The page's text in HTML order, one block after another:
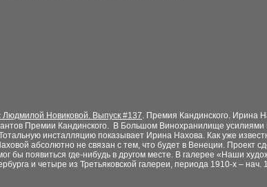
Новиковой. Выпуск #137. Премия Кандинского. Ирина
Премии Кандинского. В Большом Винохранилище
инсталляцию показывает Ирина Нахова. Как уже
абсолютно не связан с тем, что будет в Венеции. Проект
бы появиться где-нибудь в другом месте. В галерее «Наши
и четыре из Третьяковской галереи, периода 1910-х – нач.